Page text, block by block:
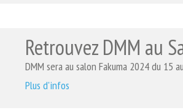
Retrouvez DMM au
DMM sera au salon Fakuma 2024 du 15
Plus d'infos